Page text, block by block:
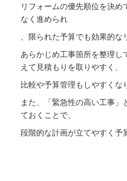
リフォームの優先順位を決
なく進められ
、限られた予算でも効果的な
あらかじめ工事箇所を整理し
えて見積もりを取りやすく、
比較や予算管理もしやすくな
また、「緊急性の高い工事
ておくことで、
段階的な計画が立てやすく予